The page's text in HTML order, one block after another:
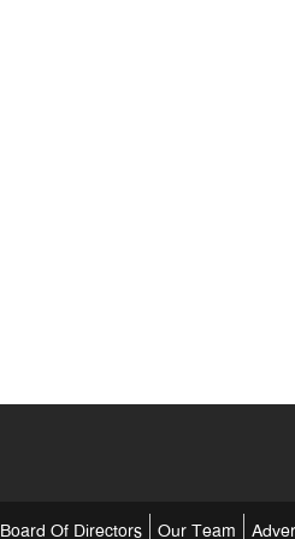
Board Of Directors Our Team